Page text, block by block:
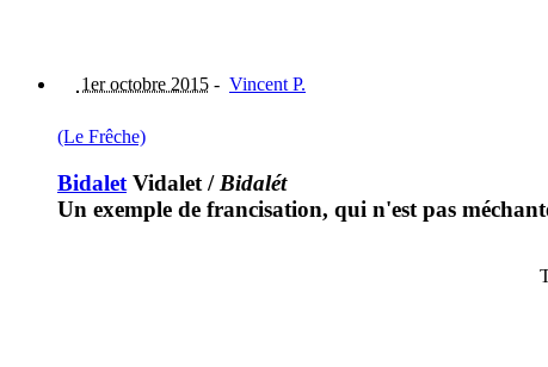
1er octobre 2015 - Vincent P.
(Le Frêche)
Bidalet Vidalet / Bidalét
Un exemple de francisation, qui n'est pas